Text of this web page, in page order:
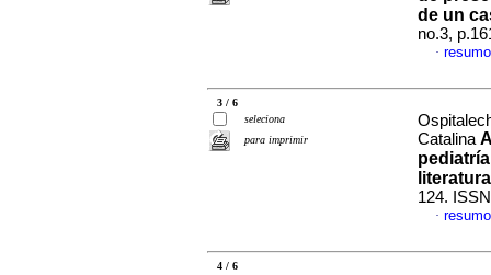
de un
no.3,
·
3 / 6
seleciona
para imprimir
Catalina
pediatría
literatura
124.
·
4 / 6